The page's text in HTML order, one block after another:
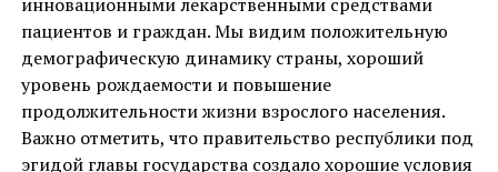
пациентов и граждан. Мы видим положительную
демографическую динамику страны, хороший
уровень рождаемости и повышение
продолжительности жизни взрослого населения.
Важно отметить, что правительство республики под
эгидой главы государства создало хорошие условия